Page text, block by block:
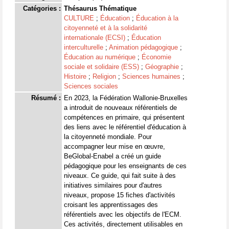
Catégories : Thésaurus Thématique
CULTURE ; Éducation ; Éducation à la
citoyenneté et à la solidarité
internationale (ECSI) ; Éducation
interculturelle ; Animation pédagogique ;
Éducation au numérique ; Économie
sociale et solidaire (ESS) ; Géographie ;
Histoire ; Religion ; Sciences humaines ;
Sciences sociales
Résumé : En 2023, la Fédération Wallonie-Bruxelles
a introduit de nouveaux référentiels de
compétences en primaire, qui présentent
des liens avec le référentiel d'éducation à
la citoyenneté mondiale. Pour
accompagner leur mise en œuvre,
BeGlobal-Enabel a créé un guide
pédagogique pour les enseignants de ces
niveaux. Ce guide, qui fait suite à des
initiatives similaires pour d'autres
niveaux, propose 15 fiches d'activités
croisant les apprentissages des
référentiels avec les objectifs de l'ECM.
Ces activités, directement utilisables en